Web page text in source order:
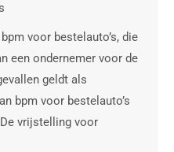
voor bestelauto’s, die
een ondernemer voor de
geldt als
bpm voor bestelauto’s
vrijstelling voor